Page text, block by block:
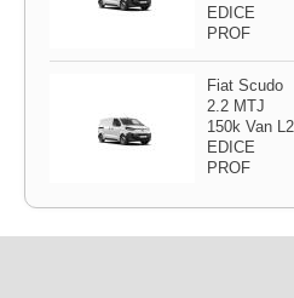
EDICE
PROF
Fiat Scudo
2.2 MTJ
150k Van L2
EDICE
PROF